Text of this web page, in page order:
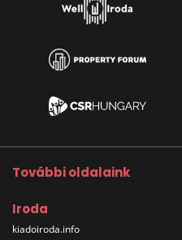
További oldalaink
Iroda
kiadoiroda.info